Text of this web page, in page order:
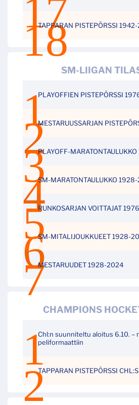
TAPPARAN PISTEPÖRSSI
SM-LIIGAN
PLAYOFFIEN PISTEPÖRSSI
MESTARUUSSARJAN
PLAYOFF-
SM-MARATONTAULUKKO
RUNKOSARJAN VOITTAJAT
SM-MITALIJOUKKUEET 1928-
MESTARUUDET 1928-2024
CHAMPIONS
Chl:n suunniteltu aloitus 6.10. –
peliformaattiin
TAPPARAN PISTEPÖRSSI